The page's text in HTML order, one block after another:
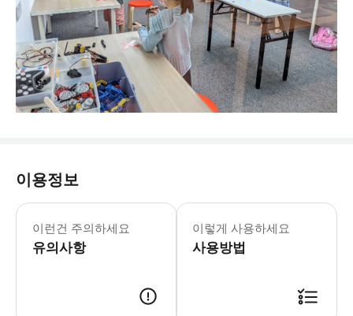
이용정보
이런건 주의하세요
유의사항
이렇게 사용하세요
사용방법